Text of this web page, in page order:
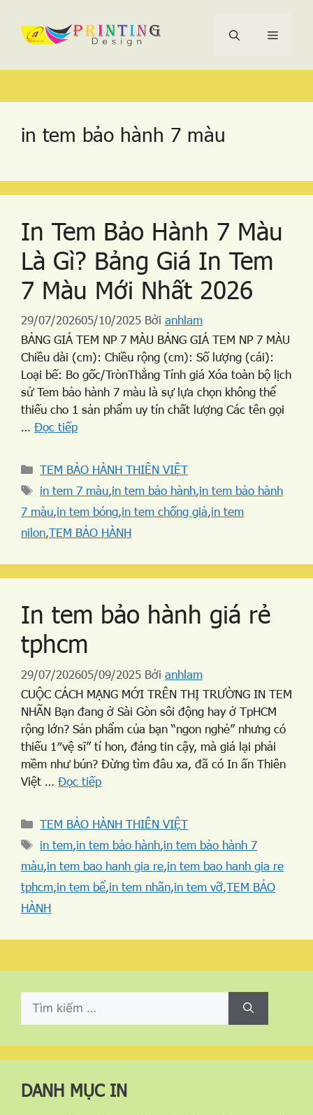
in tem bảo hành 7 màu
In Tem Bảo Hành 7 Màu
Là Gì? Bảng Giá In Tem
7 Màu Mới Nhất 2026
29/07/202605/10/2025 Bởi anhlam
BẢNG GIÁ TEM NP 7 MÀU BẢNG GIÁ TEM NP 7 MÀU
Chiều dài (cm): Chiều rộng (cm): Số lượng (cái):
Loại bế: Bo gốc/TrònThẳng Tính giá Xóa toàn bộ lịch
sử Tem bảo hành 7 màu là sự lựa chọn không thể
thiếu cho 1 sản phẩm uy tín chất lượng Các tên gọi
… Đọc tiếp
TEM BẢO HÀNH THIÊN VIỆT
in tem 7 màu,in tem bảo hành,in tem bảo hành
7 màu,in tem bóng,in tem chống giả,in tem
nilon,TEM BẢO HÀNH
In tem bảo hành giá rẻ
tphcm
29/07/202605/09/2025 Bởi anhlam
CUỘC CÁCH MẠNG MỚI TRÊN THỊ TRƯỜNG IN TEM
NHÃN Bạn đang ở Sài Gòn sôi động hay ở TpHCM
rộng lớn? Sản phẩm của bạn “ngon nghẻ” nhưng có
thiếu 1″vệ sĩ” tí hon, đáng tin cậy, mà giá lại phải
mềm như bún? Đừng tìm đâu xa, đã có In ấn Thiên
Việt … Đọc tiếp
TEM BẢO HÀNH THIÊN VIỆT
in tem,in tem bảo hành,in tem bảo hành 7
màu,in tem bao hanh gia re,in tem bao hanh gia re
tphcm,in tem bể,in tem nhãn,in tem vỡ,TEM BẢO
HÀNH
DANH MỤC IN